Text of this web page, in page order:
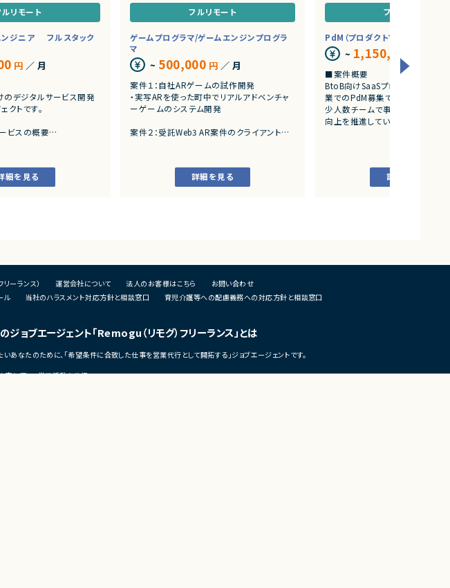
ルリモート
ジニア
フルスタック
円 ／ 月
デジタルサービス開発
クトです。
ビスの概要
中であり、数ヶ月から半
検討、提案、改善推進
との調整およびコミュニ
細を見る
フルリモート
ゲームプログラマ/ゲームエンジンプログラ
マ
~ 500,000 円 ／ 月
案件１：自社ARゲームの試作開発
・実写ARを使った町中でリアルアドベンチャ
ーゲームのシステム開発
案件２：受託Web3 AR案件のクライアント開
詳細を見る
フルリモート
PdM（プロダクトマネージャー）
~ 1,150,000
■案件概要
BtoB向けSaaSプロダクトを展開
業でのPdM募集です。
少人数チームで事業成長とプロ
向上を推進しています。
・ワークフロー管理サービス
・業務管理サービス
・開発からリリース後の改善施策
詳細を見る
リーランス） 運営会社について 法人のお客様はこちら
お問い合わせ
ル 当社のハラスメント対応方針と相談窓口 育児介護等への配慮義務への対応方針と相談窓口
ジョブエージェント「Remogu（リモグ）フリーランス」とは
あなたのために、「希望条件に合致した仕事を営業代行として開拓する」ジョブエージェントです。
事を探して営業活動を代行。